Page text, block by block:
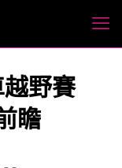
野賽
瞻